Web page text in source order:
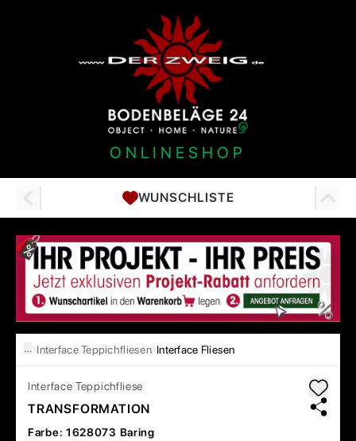
ONLINESHOP
WUNSCHLISTE
… Interface Teppichfliesen Interface Fliesen
Interface Teppichfliese
TRANSFORMATION
Farbe: 1628073 Baring